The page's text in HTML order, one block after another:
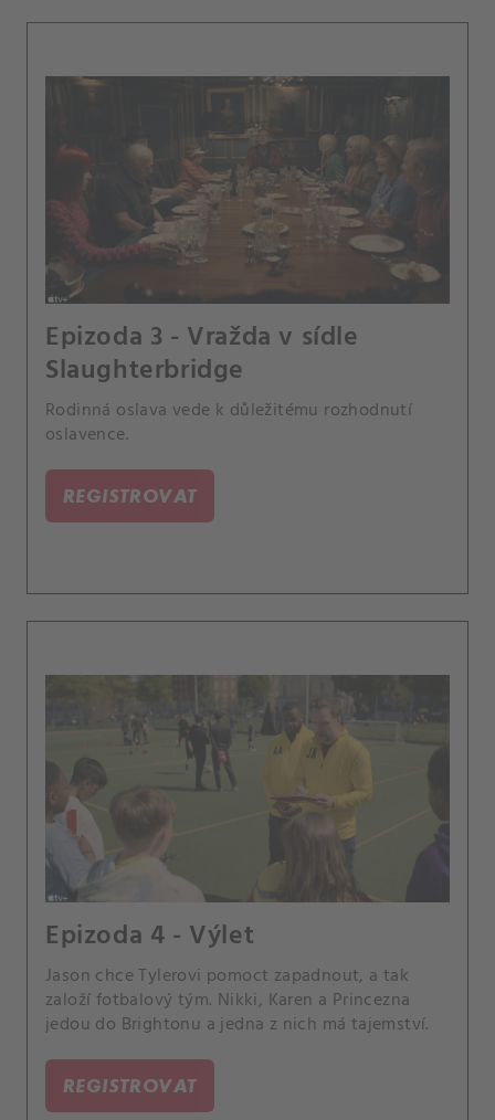
Epizoda 3 - Vražda v sídle
Slaughterbridge
Rodinná oslava vede k důležitému rozhodnutí
oslavence.
REGISTROVAT
Epizoda 4 - Výlet
Jason chce Tylerovi pomoct zapadnout, a tak
založí fotbalový tým. Nikki, Karen a Princezna
jedou do Brightonu a jedna z nich má tajemství.
REGISTROVAT